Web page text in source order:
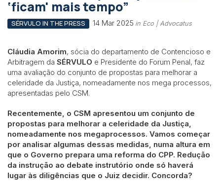
‘ficam' mais tempo”
SÉRVULO IN THE PRESS 14 Mar 2025 in Eco | Advocatus
Cláudia Amorim, sócia do departamento de Contencioso e
Arbitragem da SÉRVULO e Presidente do Forum Penal, faz
uma avaliação do conjunto de propostas para melhorar a
celeridade da Justiça, nomeadamente nos mega processos,
apresentadas pelo CSM.
Recentemente, o CSM apresentou um conjunto de
propostas para melhorar a celeridade da Justiça,
nomeadamente nos megaprocessos. Vamos começar
por analisar algumas dessas medidas, numa altura em
que o Governo prepara uma reforma do CPP. Redução
da instrução ao debate instrutório onde só haverá
lugar às diligências que o Juiz decidir. Concorda?